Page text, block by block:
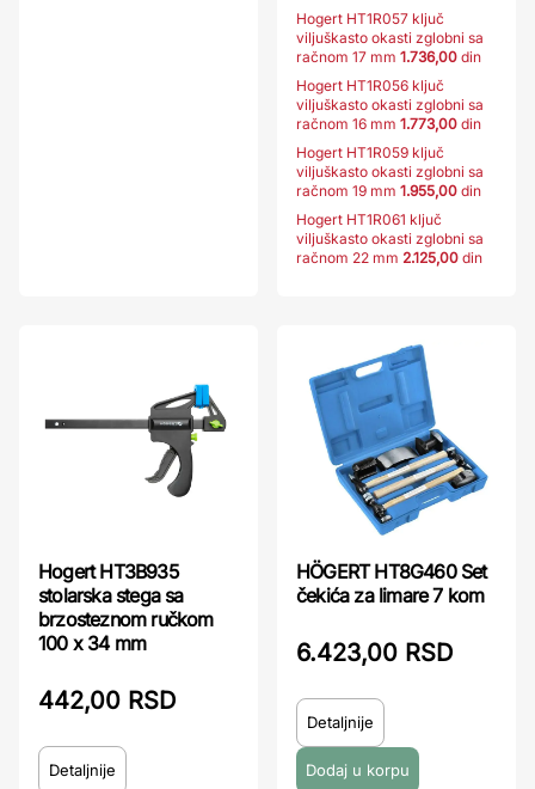
Hogert HT1R057 ključ
viljuškasto okasti zglobni sa
račnom 17 mm 1.736,00 din
Hogert HT1R056 ključ
viljuškasto okasti zglobni sa
račnom 16 mm 1.773,00 din
Hogert HT1R059 ključ
viljuškasto okasti zglobni sa
račnom 19 mm 1.955,00 din
Hogert HT1R061 ključ
viljuškasto okasti zglobni sa
račnom 22 mm 2.125,00 din
Hogert HT3B935
stolarska stega sa
brzosteznom ručkom
100 x 34 mm
442,00 RSD
Detaljnije
HÖGERT HT8G460 Set
čekića za limare 7 kom
6.423,00 RSD
Detaljnije